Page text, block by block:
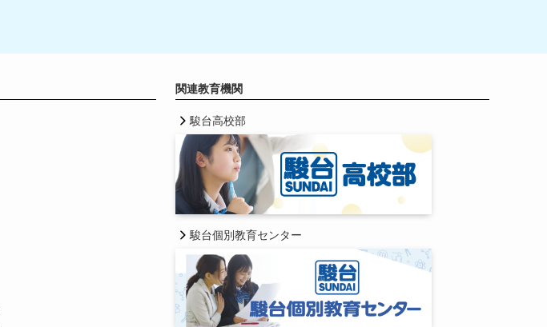
関連教育機関
駿台高校部
駿台個別教育センター